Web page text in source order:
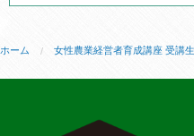
ホーム 女性農業経営者育成講座 受講